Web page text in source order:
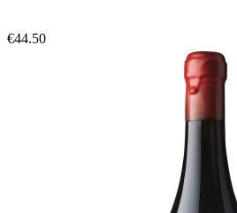
Add To Compare
Add To Wishlist
€44.50